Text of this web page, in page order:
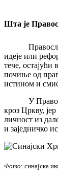
Шта је
Православље
идеје или
тече,
почиње од
истином и
У
кроз Цркву,
личност из
и заједничко
Фото: синајска